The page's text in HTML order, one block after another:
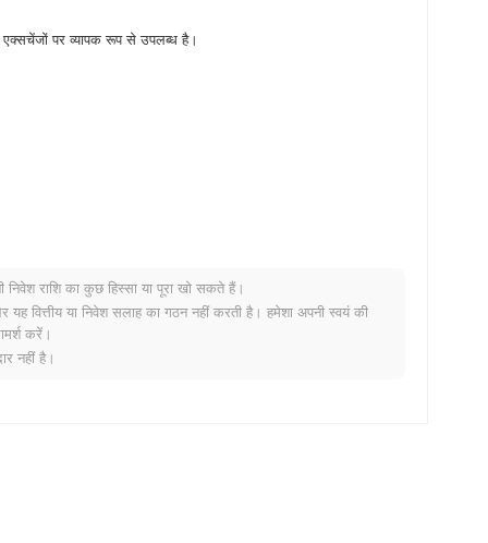
पर व्यापक रूप से उपलब्ध है।
है?
की वृद्धि दर्ज की से कम प्रदर्शन किया। यह व्यापक बाजार गति के सापेक्ष
राशि का कुछ हिस्सा या पूरा खो सकते हैं।
वित्तीय या निवेश सलाह का गठन नहीं करती है। हमेशा अपनी स्वयं की
करें।
नहीं है।